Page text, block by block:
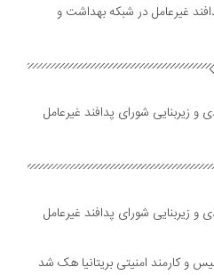
غیرعامل در شبکه بهداشت و
و زیربنایی شورای پدافند غیرعامل
و زیربنایی شورای پدافند غیرعامل